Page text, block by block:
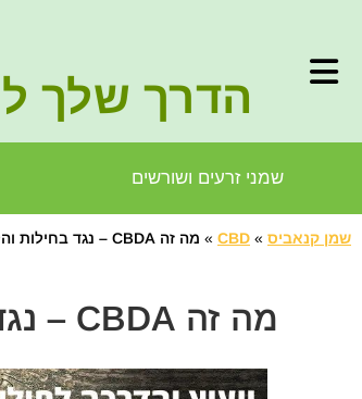
הדרך שלך
שמני זרעים ושורשים
שמן קנאביס »
CBD
» מה זה CBDA – נגד בחילות והקאות
מה זה CBDA – נגד בחילות והקאות